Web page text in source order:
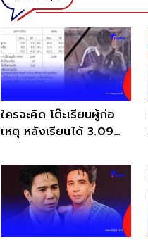
ใครจะคิด โต๊ะเรียนผู้ก่อ
เหตุ หลังเรียนได้ 3.09